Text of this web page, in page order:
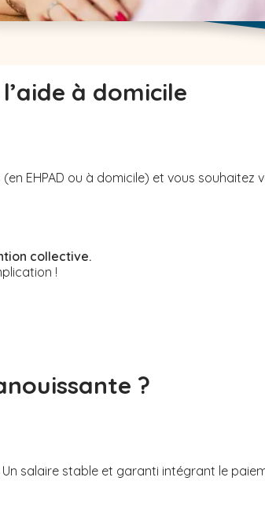
à domicile
EHPAD ou à domicile) et vous souhaitez
collective.
!
?
salaire stable et garanti intégrant le